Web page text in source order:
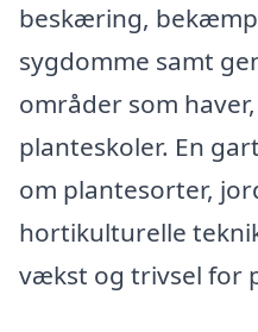
beskæring,
sygdomme samt
områder som
planteskoler. En
om plantesorter,
hortikulturelle
vækst og trivsel for